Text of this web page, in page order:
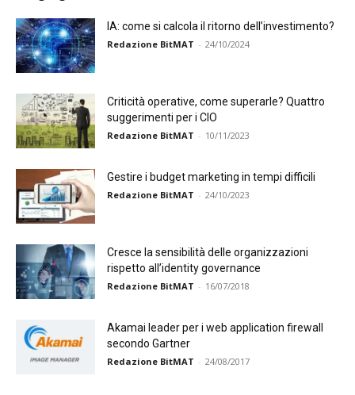
IA: come si calcola il ritorno dell’investimento?
Redazione BitMAT - 24/10/2024
Criticità operative, come superarle? Quattro
suggerimenti per i CIO
Redazione BitMAT - 10/11/2023
Gestire i budget marketing in tempi difficili
Redazione BitMAT - 24/10/2023
Cresce la sensibilità delle organizzazioni
rispetto all’identity governance
Redazione BitMAT - 16/07/2018
Akamai leader per i web application firewall
secondo Gartner
Redazione BitMAT - 24/08/2017